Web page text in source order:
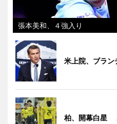
張本美和、４強入り
米上院、ブラン
柏、開幕白星